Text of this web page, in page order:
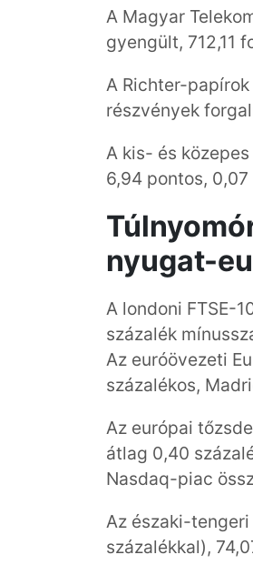
A Magyar
gyengült, 712,11
A Richter-
részvények
A kis- és
6,94 pontos,
nyugat-
A londoni FTSE-
százalék
Az euróövezeti
százalékos,
Az európai
átlag 0,40
Nasdaq-piac
Az északi-
százalékkal),